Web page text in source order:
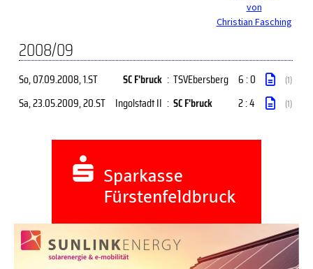
von
Christian Fasching
2008/09
So, 07.09.2008, 1.ST SC F'bruck : TSVEbersberg 6 : 0 (1)
Sa, 23.05.2009, 20.ST Ingolstadt II : SC F'bruck 2 : 4 (1)